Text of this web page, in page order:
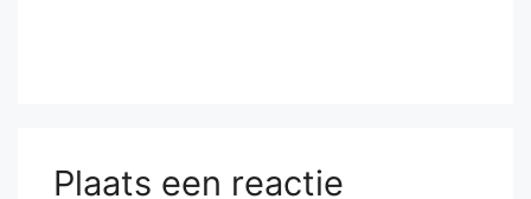
Plaats een reactie